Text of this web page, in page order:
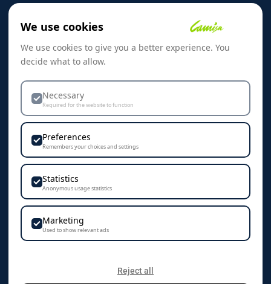
Referanser
Skreddersøm
Dekorasjon & Teknikker
Personvern & Cookies
KONTAKT
Camisa AS
Vestre Rosten 102
7075 Tiller
We use cookies
We use cookies to give you a better experience. You
decide what to allow.
Necessary
Required for the website to function
Preferences
Remembers your choices and settings
Statistics
Anonymous usage statistics
Marketing
Used to show relevant ads
Reject all